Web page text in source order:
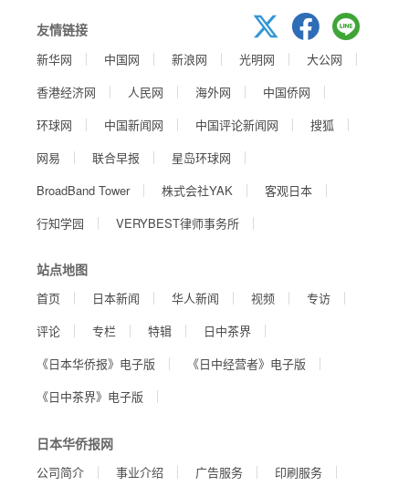
友情链接
新华网 中国网 新浪网 光明网
大公网
香港经济网
人民网 海外网
中国侨网
环球网
中国新闻网 中国评论新闻网
搜狐
网易
联合早报
星岛环球网
BroadBand Tower
株式会社YAK
客观日本
行知学园
VERYBEST律师事务所
站点地图
首页 日本新闻 华人新闻 视频
专访
评论
专栏 特辑
日中茶界
《日本华侨报》电子版
《日中经营者》电子版
《日中茶界》电子版
日本华侨报网
公司简介 事业介绍 广告服务 印刷服务